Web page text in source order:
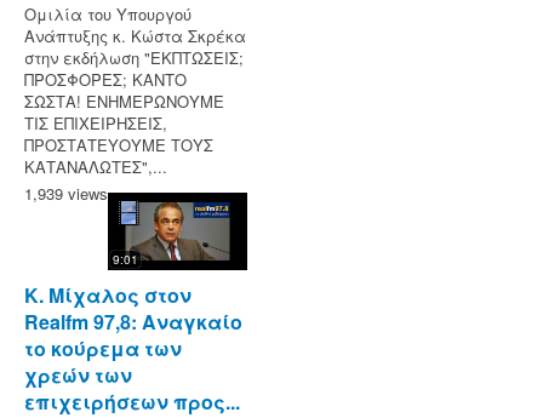
Ομιλία του Υπουργού
Ανάπτυξης κ. Κώστα Σκρέκα
στην εκδήλωση "ΕΚΠΤΩΣΕΙΣ;
ΠΡΟΣΦΟΡΕΣ; ΚΑΝΤΟ
ΣΩΣΤΑ! ΕΝΗΜΕΡΩΝΟΥΜΕ
ΤΙΣ ΕΠΙΧΕΙΡΗΣΕΙΣ,
ΠΡΟΣΤΑΤΕΥΟΥΜΕ ΤΟΥΣ
ΚΑΤΑΝΑΛΩΤΕΣ",...
1,939 views
9:01
Κ. Μίχαλος στον
Realfm 97,8: Αναγκαίο
το κούρεμα των
χρεών των
επιχειρήσεων προς...